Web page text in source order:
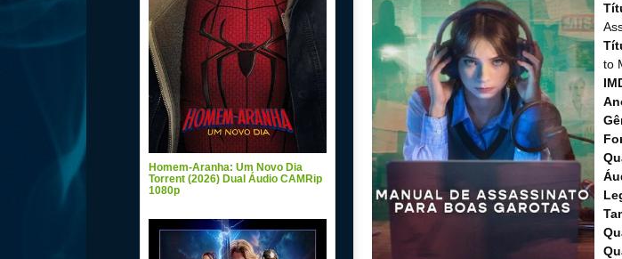
to
Homem-Aranha: Um Novo Dia
Torrent (2026) Dual Áudio CAMRip
1080p